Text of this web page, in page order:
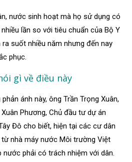
nước sinh hoạt mà họ sử dụng có
lần so với tiêu chuẩn của Bộ Y
suốt nhiều năm nhưng đến nay
phục.
gì về điều này
ánh này, ông Trần Trọng Xuân,
Phương, Chủ đầu tư dự án
Đô cho biết, hiện tại các cư dân
nhà máy nước Môi trường Việt
nước phải có trách nhiệm với dân.